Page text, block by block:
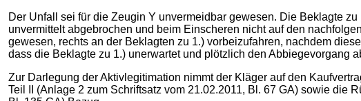
Der Unfall sei für die Zeugin Y unvermeidbar gewesen. Die Beklagte
unvermittelt abgebrochen und beim Einscheren nicht auf den
gewesen, rechts an der Beklagten zu 1.) vorbeizufahren, nachdem
dass die Beklagte zu 1.) unerwartet und plötzlich den Abbiegevorgang
Zur Darlegung der Aktivlegitimation nimmt der Kläger auf den
Teil II (Anlage 2 zum Schriftsatz vom 21.02.2011, Bl. 67 GA) sowie die